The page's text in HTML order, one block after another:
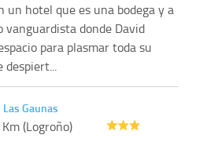
un hotel que es una bodega y a
vanguardista donde David
para plasmar toda su
despiert...
Gaunas
(Logroño)